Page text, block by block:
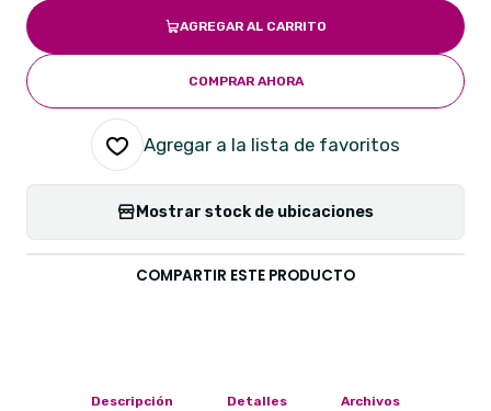
AGREGAR AL CARRITO
COMPRAR AHORA
Agregar a la lista de favoritos
Mostrar stock de ubicaciones
COMPARTIR ESTE PRODUCTO
Descripción Detalles Archivos